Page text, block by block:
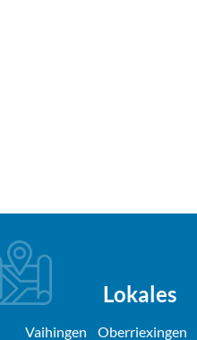
Lokales
Vaihingen Oberriexingen